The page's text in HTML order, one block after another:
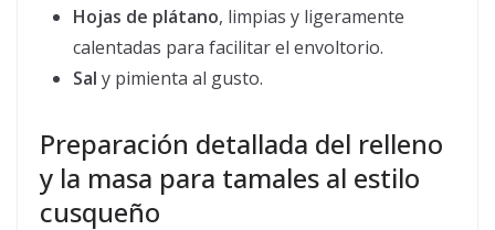
Hojas de plátano, limpias y ligeramente
calentadas para facilitar el envoltorio.
Sal y pimienta al gusto.
Preparación detallada del relleno
y la masa para tamales al estilo
cusqueño